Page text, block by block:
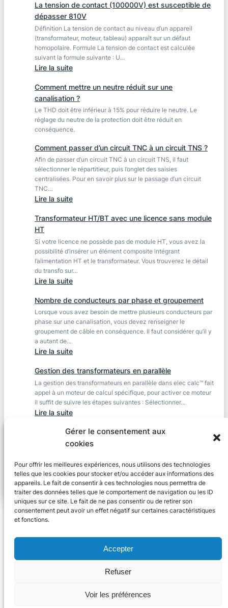
Gérer le consentement aux
cookies
Pour offrir les meilleures expériences, nous utilisons des technologies
telles que les cookies pour stocker et/ou accéder aux informations des
appareils. Le fait de consentir à ces technologies nous permettra de
traiter des données telles que le comportement de navigation ou les ID
uniques sur ce site. Le fait de ne pas consentir ou de retirer son
consentement peut avoir un effet négatif sur certaines caractéristiques
et fonctions.
Accepter
Refuser
Voir les préférences
non
traité
dans
les
tableaux
admissibles
de
la
norme
La tension de contact (100000V) est susceptible de
dépasser 810V
Définition La tension de contact au niveau d’un appareil
(transformateur, moteur, tableau) apparaît sur un défaut
homopolaire. Formule La tension de contact est calculée
suivant la formule suivante : U…
Lire la suite:
tension
de
contact
(100000V)
est
susceptible
de
dépasser
810V
Comment mettre un neutre réduit sur une
canalisation ?
Le THD doit être inférieur à 15% pour réduire le neutre. Le
réglage du neutre de la protection doit être réduit en
conséquence.
Comment passer d’un circuit TNC à un circuit TNS ?
Afin de passer d’un circuit TNC à un circuit TNS, il faut
sélectionner le répartitieur, puis l’onglet des saisies
centralisées. Pour en savoir plus sur le passage d’un circuit
TNC…
Lire la suite:
passer
circuit
TNC
à
TNS
?
Transformateur HT/BT avec une licence sans module
HT
Si votre licence ne possède pas de module HT, vous avez la
possibilité d’insérer un élément composite intégrant
l’alimentation HT et le transformateur. Vous trouverez le détail
du transfo sur…
Lire la suite:
HT/BT
avec
une
licence
HT
Nombre de conducteurs par phase et groupement
Lorsque vous avez besoin de mettre plusieurs conducteurs par
phase sur une canalisation, vous devez renseigner le
groupement de câble en conséquence. Il faut considérer qu’il y
a autant de…
Lire la suite:
de
conducteurs
par
phase
et
groupement
Gestion des transformateurs en parallèle
La gestion des transformateurs en parallèle dans elec calc™ fait
appel à un moteur de calcul spécifique, pour activer ce moteur
il suffit de suivre les étapes suivantes : Sélectionner…
Lire la suite:
des
transformateurs
parallèle
Câbles en parallèle et disposition symétrique
Extrait norme NF C 15-100/A2 Novembre 2008 523.6 Câbles
une mauvaise répartition du courant pouvant conduire à des
échauffements…
Lire la suite:
Câbles
en
parallèle
disposition
symétrique
© 2024 Trace Software International